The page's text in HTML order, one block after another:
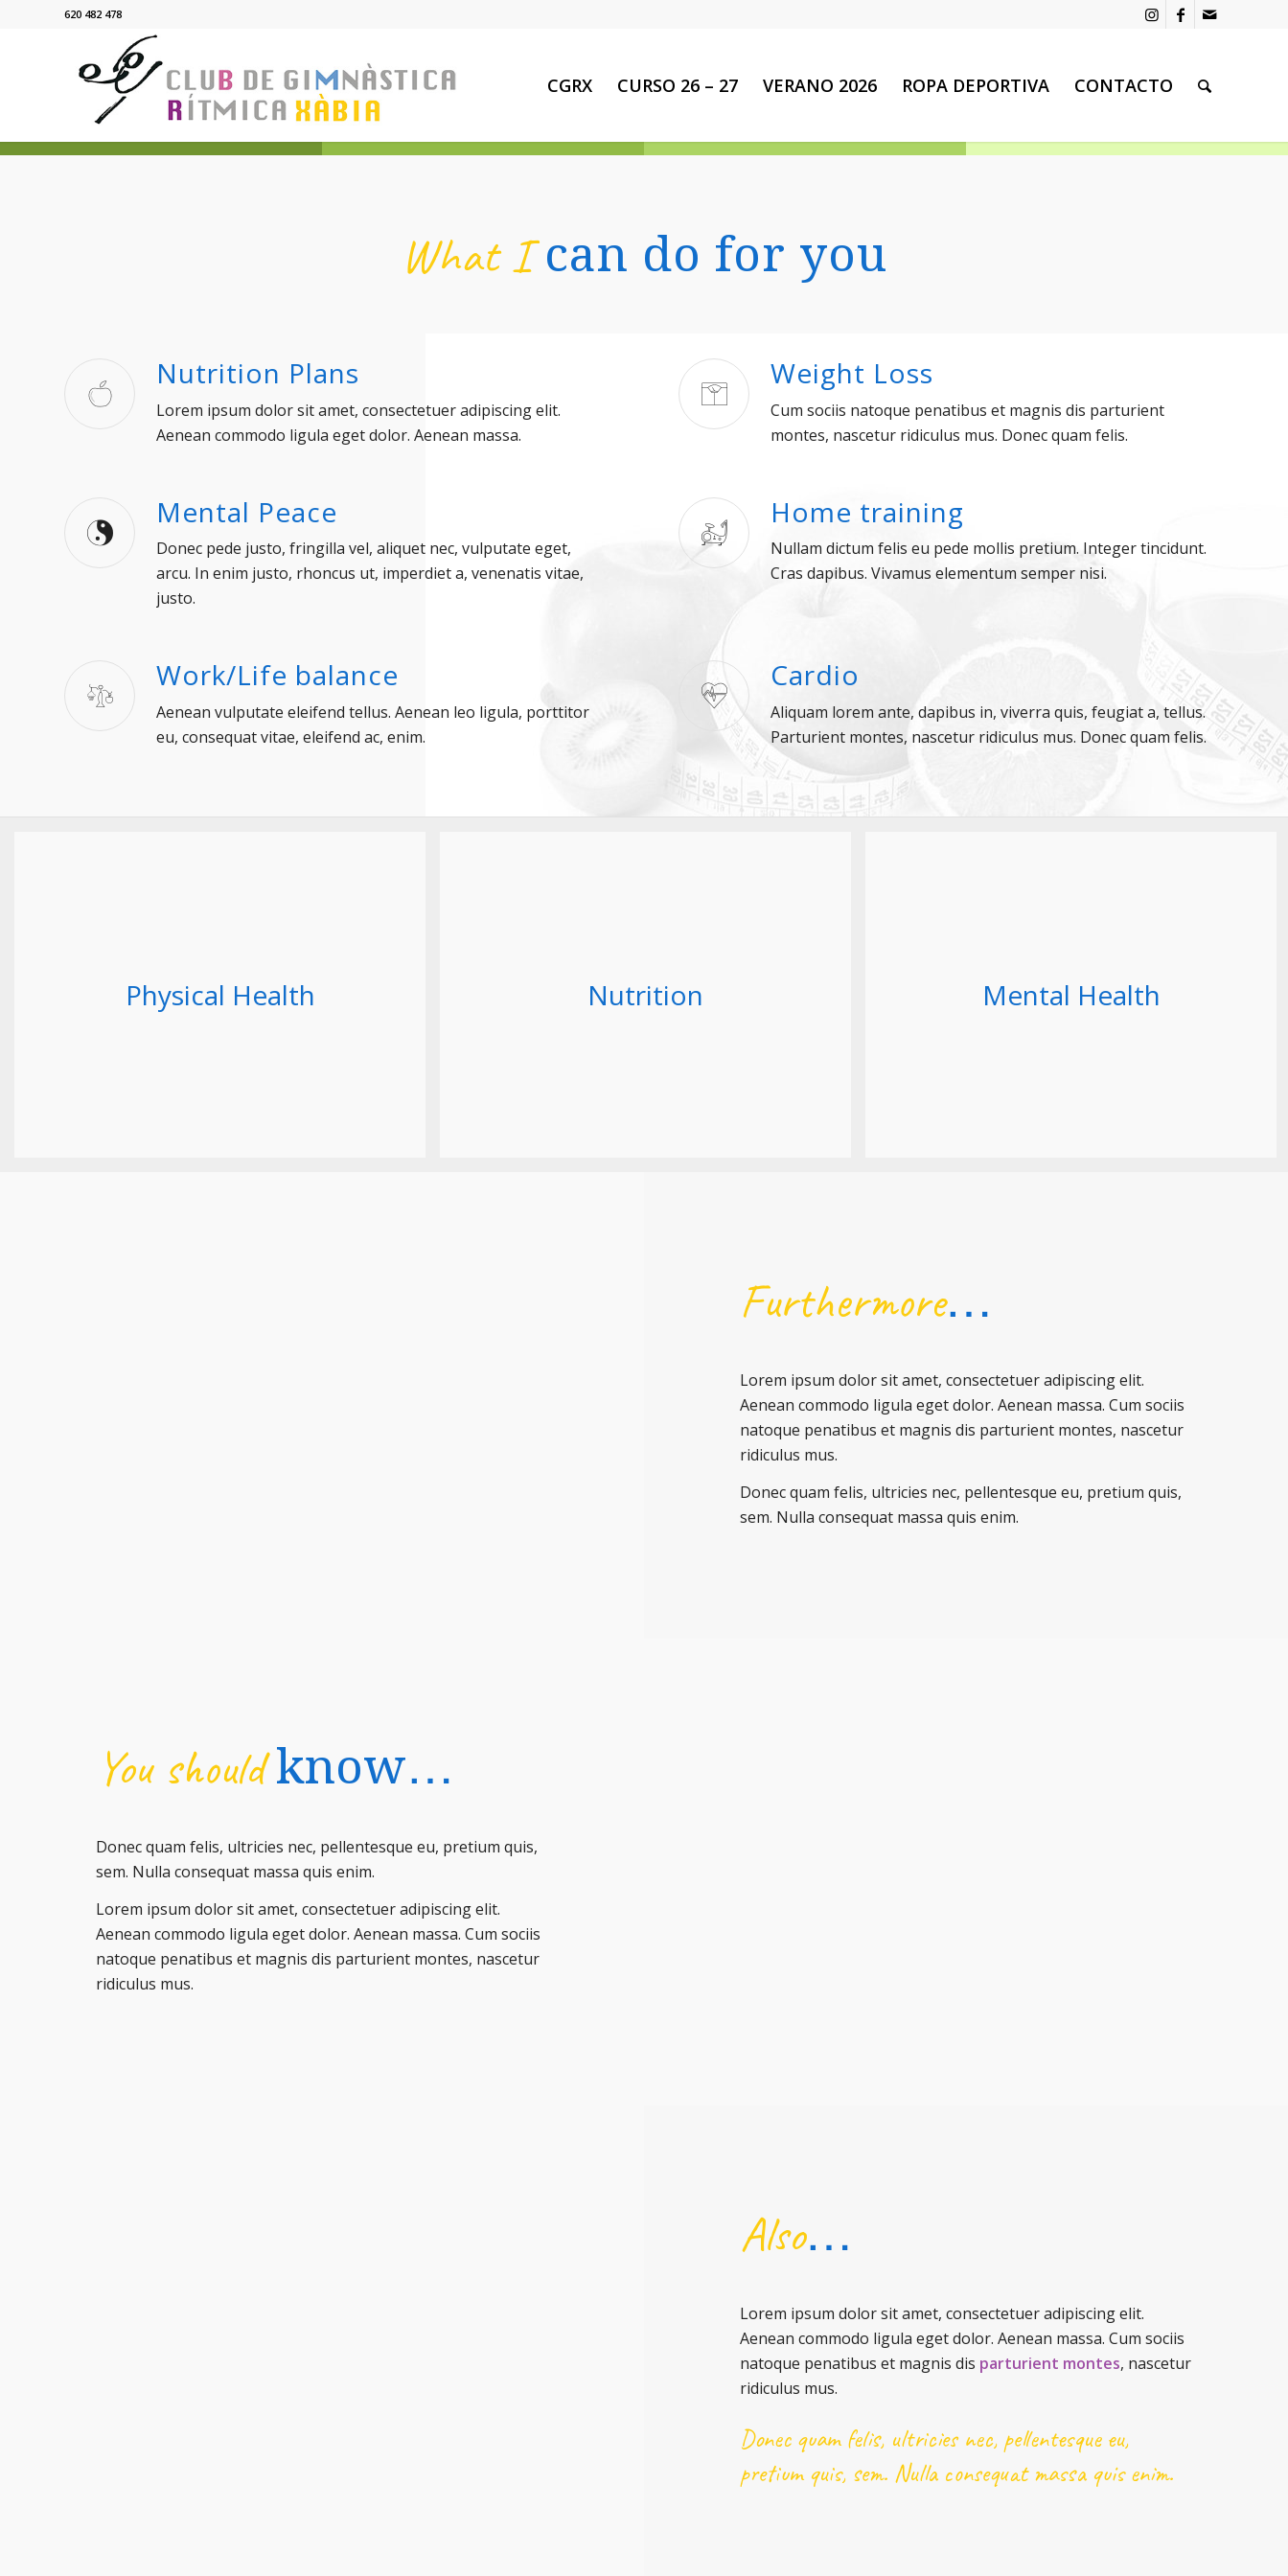
620 482 478
CGRX CURSO 26 – 27 VERANO 2026 ROPA DEPORTIVA CONTACTO
What Ican do for you
Nutrition Plans
Lorem ipsum dolor sit amet, consectetuer adipiscing elit.
Aenean commodo ligula eget dolor. Aenean massa.
Weight Loss
Cum sociis natoque penatibus et magnis dis parturient
montes, nascetur ridiculus mus. Donec quam felis.
Mental Peace
Donec pede justo, fringilla vel, aliquet nec, vulputate eget,
arcu. In enim justo, rhoncus ut, imperdiet a, venenatis vitae,
justo.
Home training
Nullam dictum felis eu pede mollis pretium. Integer tincidunt.
Cras dapibus. Vivamus elementum semper nisi.
Work/Life balance
Aenean vulputate eleifend tellus. Aenean leo ligula, porttitor
eu, consequat vitae, eleifend ac, enim.
Cardio
Aliquam lorem ante, dapibus in, viverra quis, feugiat a, tellus.
Parturient montes, nascetur ridiculus mus. Donec quam felis.
Physical Health Nutrition Mental Health
Furthermore…
Lorem ipsum dolor sit amet, consectetuer adipiscing elit.
Aenean commodo ligula eget dolor. Aenean massa. Cum sociis
natoque penatibus et magnis dis parturient montes, nascetur
ridiculus mus.
Donec quam felis, ultricies nec, pellentesque eu, pretium quis,
sem. Nulla consequat massa quis enim.
You shouldknow…
Donec quam felis, ultricies nec, pellentesque eu, pretium quis,
sem. Nulla consequat massa quis enim.
Lorem ipsum dolor sit amet, consectetuer adipiscing elit.
Aenean commodo ligula eget dolor. Aenean massa. Cum sociis
natoque penatibus et magnis dis parturient montes, nascetur
ridiculus mus.
Also…
Lorem ipsum dolor sit amet, consectetuer adipiscing elit.
Aenean commodo ligula eget dolor. Aenean massa. Cum sociis
natoque penatibus et magnis dis parturient montes, nascetur
ridiculus mus.
Donec quam felis, ultricies nec, pellentesque eu,
pretium quis, sem. Nulla consequat massa quis enim.